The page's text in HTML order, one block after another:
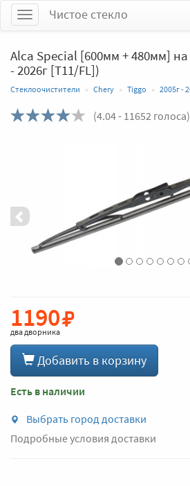
МенюЧистое стекло
Alca Special [600мм + 480мм] на
- 2026г [T11/FL])
Стеклоочистители Chery Tiggo 2005г -
(4.04- 11652 голоса)
1190
два дворника
Добавить в корзину
Есть в наличии
Выбрать город доставки
Подробные условия доставки